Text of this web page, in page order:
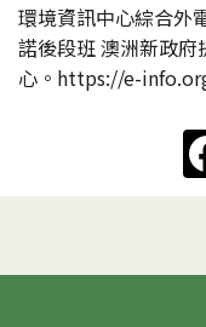
環境資訊中心綜合外
諾後段班 澳洲新政
心。https://e-